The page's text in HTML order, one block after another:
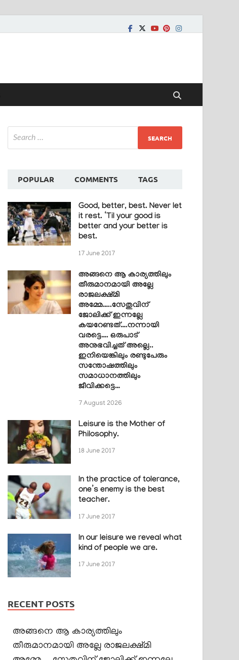
POPULAR COMMENTS TAGS
Good, better, best. Never let
it rest. ‘Til your good is
better and your better is
best.
17 June 2017
അങ്ങനെ ആ കാര്യത്തിലും
തീരുമാനമായി അല്ലേ
രാജലക്ഷ്മി
അമ്മേ…..സേതുവിന്
ജോലിക്ക് ഇന്നല്ലേ
കയറേണ്ടത്….നന്നായി
വരട്ടെ…. ഒരുപാട്
അനുഭവിച്ചത് അല്ലെ..
ഇനിയെങ്കിലും രണ്ടുപേരും
സന്തോഷത്തിലും
സമാധാനത്തിലും
ജീവിക്കട്ടെ…
7 August 2026
Leisure is the Mother of
Philosophy.
18 June 2017
In the practice of tolerance,
one’s enemy is the best
teacher.
17 June 2017
In our leisure we reveal what
kind of people we are.
17 June 2017
RECENT POSTS
അങ്ങനെ ആ കാര്യത്തിലും
തീരുമാനമായി അല്ലേ രാജലക്ഷ്മി